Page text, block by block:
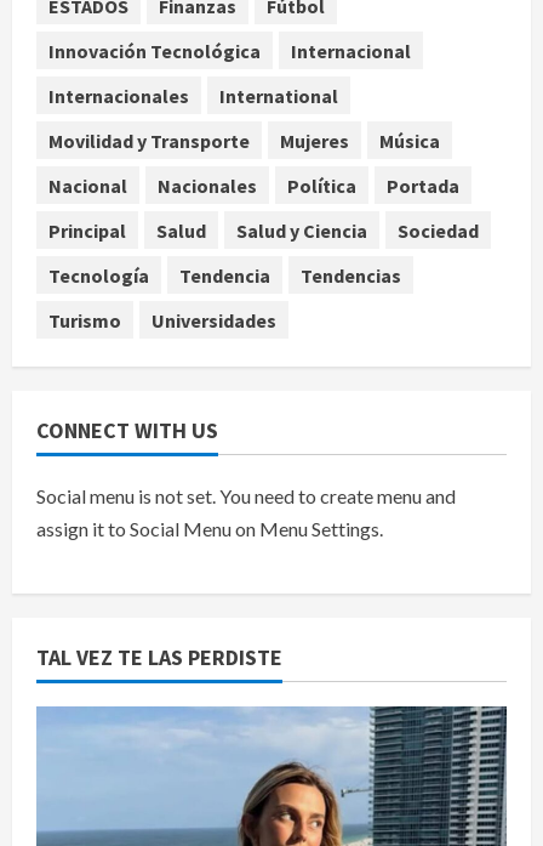
4
Pronostican victoria 3-1 de América
Jornada 2
agosto 8, 2026
De la Espriella pronuncia su primer
discurso como presidente de
gobierno
agosto 8, 2026
ESTADOS Finanzas
Fútbol
Innovación Tecnológica
Internacional
Internacionales
International
Movilidad y Transporte
Mujeres
Música
Nacional
Nacionales Política
Portada
Principal
Salud Salud y Ciencia
Sociedad
Tecnología
Tendencia
Tendencias
Turismo
Universidades
CONNECT WITH US
Social menu is not set. You need to create menu and
assign it to Social Menu on Menu Settings.
TAL VEZ TE LAS PERDISTE